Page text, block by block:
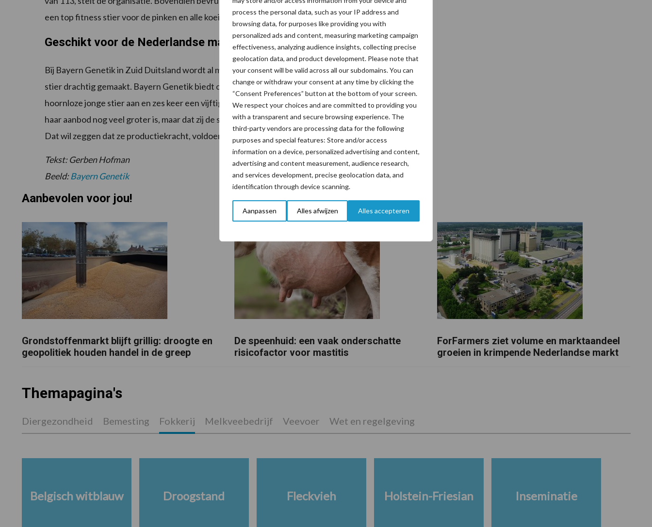
process the personal data, such as your IP address and
browsing data, for purposes like providing you with
personalized ads and content, measuring marketing campaign
effectiveness, analyzing audience insights, collecting precise
geolocation data, and product development. Please note that
your consent will be valid across all our subdomains. You can
change or withdraw your consent at any time by clicking the
“Consent Preferences” button at the bottom of your screen.
We respect your choices and are committed to providing you
with a transparent and secure browsing experience. The
third-party vendors are processing data for the following
purposes and special features: Store and/or access
information on a device, personalized advertising and content,
advertising and content measurement, audience research,
and services development, precise geolocation data, and
identification through device scanning.
Aanpassen Alles afwijzen Alles accepteren
een top fitness stier voor de pinken en alle koeien omdat de stier een aparte afstamming heeft.
Geschikt voor de Nederlandse markt
Bij Bayern Genetik in Zuid Duitsland wordt al meer dan de helft van de koeien van een hoornloze
stier drachtig gemaakt. Bayern Genetik biedt op deze stierenkaart vier keer een honderd procent
hoornloze jonge stier aan en zes keer een vijftig procent hoornloze stier. De organisatie stelt dat
haar aanbod nog veel groter is, maar dat zij de stieren selecteert die voor Nederland geschikt zijn.
Dat wil zeggen dat ze productiekracht, voldoende melk en positieve gehalten moeten vererven.
Tekst: Gerben Hofman
Beeld:Bayern Genetik
Aanbevolen voor jou!
Grondstoffenmarkt blijft grillig: droogte en
geopolitiek houden handel in de greep
De speenhuid: een vaak onderschatte
risicofactor voor mastitis
ForFarmers ziet volume en marktaandeel
groeien in krimpende Nederlandse markt
Themapagina's
Diergezondheid Bemesting Fokkerij Melkveebedrijf Veevoer Wet en regelgeving
Belgisch witblauw Droogstand Fleckvieh Holstein-Friesian Inseminatie